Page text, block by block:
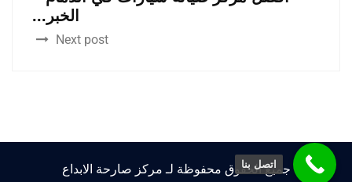
الخبر...
Next post
جميع الحقوق محفوظة لـ مركز صارحة الابداع
اتصل بنا